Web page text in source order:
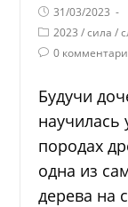
31/03/2023
2023 / сила /
0
Будучи
научилась
породах
одна из
дерева на